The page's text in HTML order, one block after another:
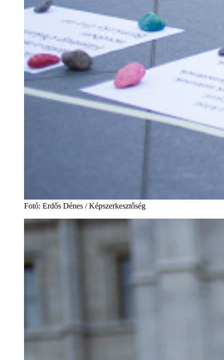
Fotó: Erdős Dénes / Képszerkesztőség